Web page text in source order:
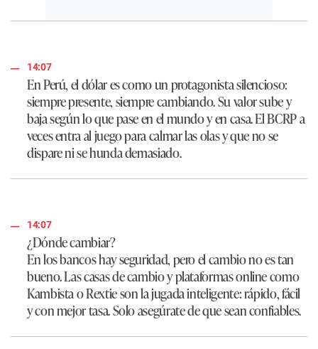
14:07
En Perú, el dólar es como un protagonista silencioso:
siempre presente, siempre cambiando. Su valor sube y
baja según lo que pase en el mundo y en casa. El BCRP a
veces entra al juego para calmar las olas y que no se
dispare ni se hunda demasiado.
14:07
¿Dónde cambiar?
En los bancos hay seguridad, pero el cambio no es tan
bueno. Las casas de cambio y plataformas online como
Kambista o Rextie son la jugada inteligente: rápido, fácil
y con mejor tasa. Solo asegúrate de que sean confiables.